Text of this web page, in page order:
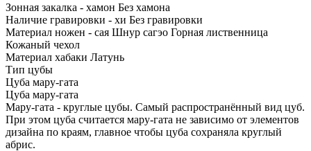
Зонная закалка - хамон Без хамона
Наличие гравировки - хи Без гравировки
Материал ножен - сая Шнур сагэо Горная лиственница
Кожаный чехол
Материал хабаки Латунь
Тип цубы
Цуба мару-гата
Цуба мару-гата
Мару-гата - круглые цубы. Самый распространённый вид цуб.
При этом цуба считается мару-гата не зависимо от элементов
дизайна по краям, главное чтобы цуба сохраняла круглый
абрис.